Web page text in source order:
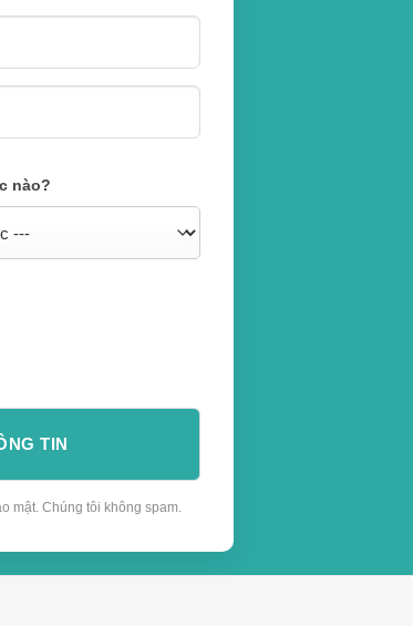
nào?
mật. Chúng tôi không spam.